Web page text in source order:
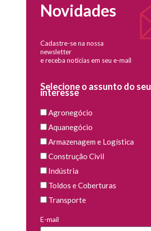
Novidades
Cadastre-se na nossa
newsletter
e receba notícias em seu e-mail
Selecione o assunto do seu
interesse
Agronegócio
Aquanegócio
Armazenagem e Logística
Construção Civil
Indústria
Toldos e Coberturas
Transporte
E-mail